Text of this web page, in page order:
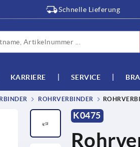
Schnelle Lieferung
KARRIERE SERVICE
ROHRVERBINDER
K0475